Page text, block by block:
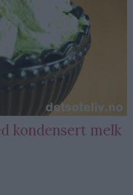
kondensert melk